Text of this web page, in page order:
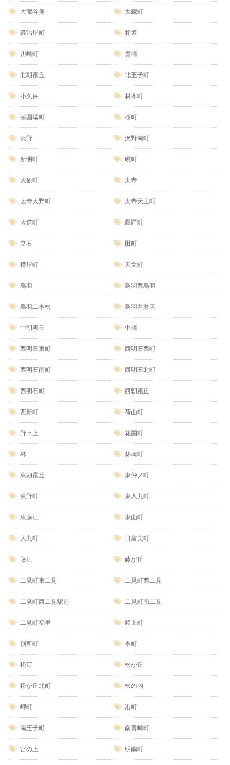
大蔵谷奥 大蔵町
鍛治屋町 和坂
川崎町 貴崎
北朝霧丘 北王子町
小久保 材木町
茶園場町 桜町
沢野 沢野南町
新明町 硯町
大観町 太寺
太寺大野町 太寺天王町
大道町 鷹匠町
立石 田町
樽屋町 天文町
鳥羽 鳥羽西鳥羽
鳥羽二本松 鳥羽弁財天
中朝霧丘 中崎
西明石東町 西明石西町
西明石南町 西明石北町
西明石町 西朝霧丘
西新町 荷山町
野々上 花園町
林 林崎町
東朝霧丘 東仲ノ町
東野町 東人丸町
東藤江 東山町
人丸町 日富美町
藤江 藤が丘
二見町東二見 二見町西二見
二見町西二見駅前 二見町南二見
二見町福里 船上町
別所町 本町
松江 松が丘
松が丘北町 松の内
岬町 港町
南王子町 南貴崎町
宮の上 明南町